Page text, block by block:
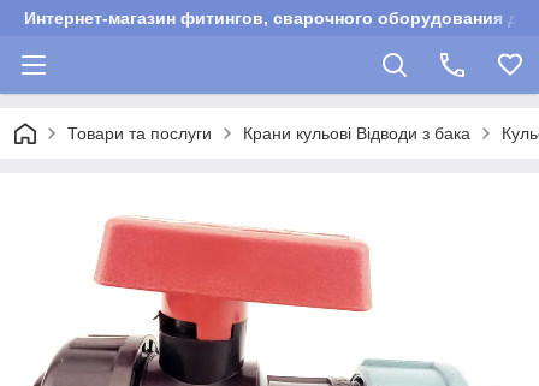
Интернет-магазин фитингов, сварочного оборудования
Товари та послуги Крани кульові Відводи з бака